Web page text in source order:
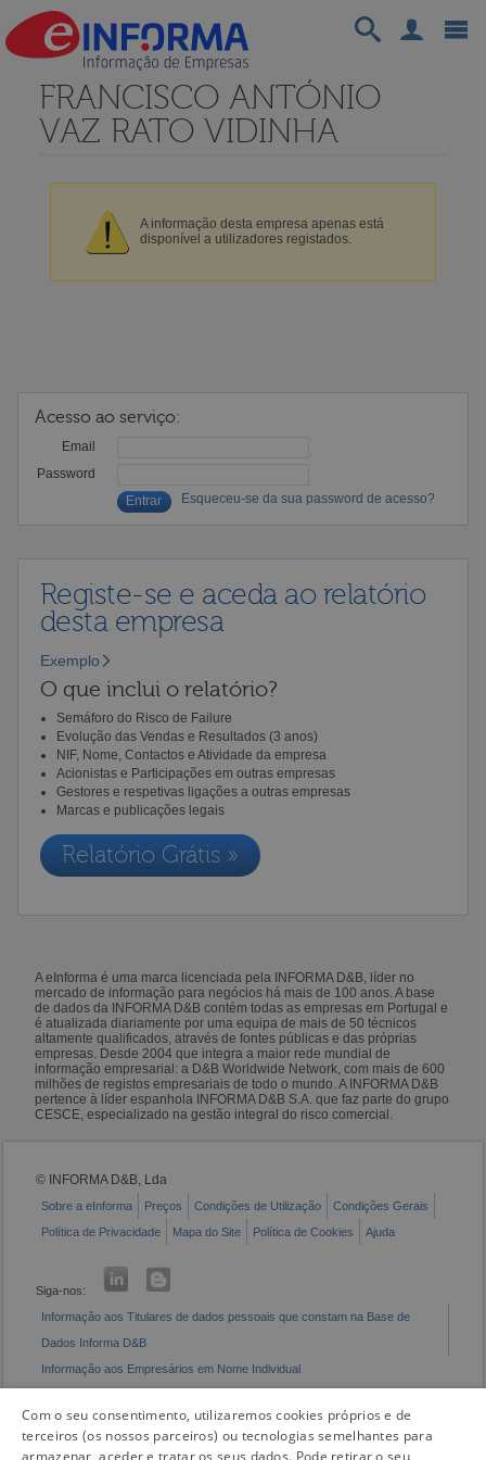
FRANCISCO ANTÓNIO
VAZ RATO VIDINHA
A informação desta empresa apenas está
disponível a utilizadores registados.
Acesso ao serviço:
Email
Password
Esqueceu-se da sua password de acesso?
Registe-se e aceda ao relatório
desta empresa
Exemplo
O que inclui o relatório?
Semáforo do Risco de Failure
Evolução das Vendas e Resultados (3 anos)
NIF, Nome, Contactos e Atividade da empresa
Acionistas e Participações em outras empresas
Gestores e respetivas ligações a outras empresas
Marcas e publicações legais
Relatório Grátis »
A eInforma é uma marca licenciada pela INFORMA D&B, líder no
mercado de informação para negócios há mais de 100 anos. A base
de dados da INFORMA D&B contém todas as empresas em Portugal e
é atualizada diariamente por uma equipa de mais de 50 técnicos
altamente qualificados, através de fontes públicas e das próprias
empresas. Desde 2004 que integra a maior rede mundial de
informação empresarial: a D&B Worldwide Network, com mais de 600
milhões de registos empresariais de todo o mundo. A INFORMA D&B
pertence à líder espanhola INFORMA D&B S.A. que faz parte do grupo
CESCE, especializado na gestão integral do risco comercial.
© INFORMA D&B, Lda
Sobre a eInforma Preços Condições de Utilização
Condições Gerais
Política de Privacidade
Mapa do Site Política de Cookies Ajuda
Siga-nos:
Informação aos Titulares de dados pessoais que constam na Base de
Dados Informa D&B
Informação aos Empresários em Nome Individual
Com o seu consentimento, utilizaremos cookies próprios e de
terceiros (os nossos parceiros) ou tecnologias semelhantes para
armazenar, aceder e tratar os seus dados. Pode retirar o seu